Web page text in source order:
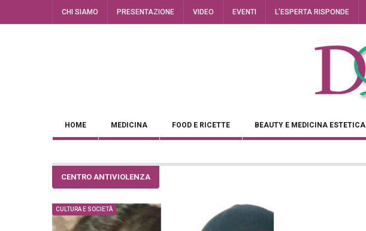
CHI SIAMO PRESENTAZIONE VIDEO EVENTI L’ESPERTA RISPONDE
HOME MEDICINA FOOD E RICETTE BEAUTY E MEDICINA ESTETICA
CENTRO ANTIVIOLENZA
CULTURA E SOCIETÀ